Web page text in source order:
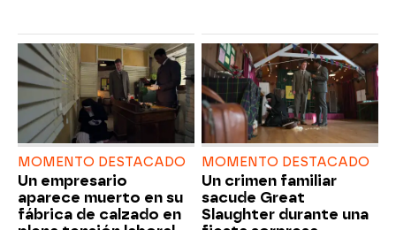
MOMENTO DESTACADO
Un empresario
aparece muerto en su
fábrica de calzado en
MOMENTO DESTACADO
Un crimen familiar
sacude Great
Slaughter durante una